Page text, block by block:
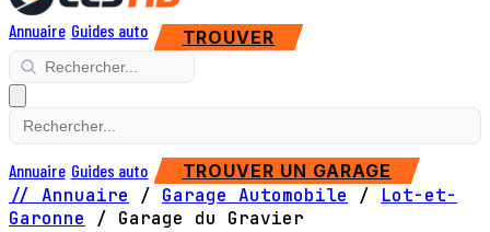
Annuaire Guides auto TROUVER
Annuaire Guides auto TROUVER UN GARAGE
// Annuaire / Garage Automobile /
Lot-et-
Garonne
/ Garage du Gravier